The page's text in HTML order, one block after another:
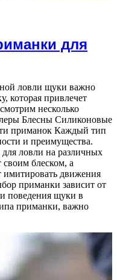
для
ловли щуки важно
которая привлечет
несколько
Блесны Силиконовые
приманок Каждый тип
и преимущества.
ловли на различных
блеском, а
движения
приманки зависит от
поведения щуки в
приманки, важно